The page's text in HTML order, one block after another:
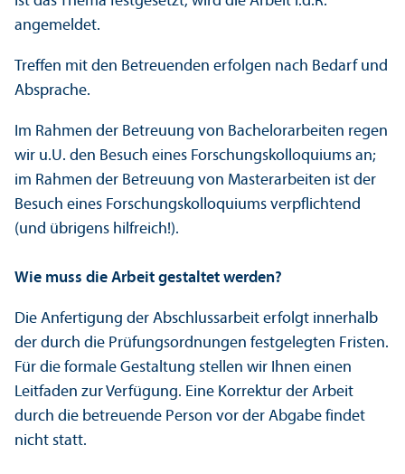
angemeldet.
Treffen mit den Betreuenden erfolgen nach Bedarf und
Absprache.
Im Rahmen der Betreuung von Bachelor­arbeiten regen
wir u.U. den Besuch eines Forschungs­kolloquiums an;
im Rahmen der Betreuung von Master­arbeiten ist der
Besuch eines Forschungs­kolloquiums verpflichtend
(und übrigens hilfreich!).
Wie muss die Arbeit gestaltet werden?
Die Anfertigung der Abschlussarbeit erfolgt innerhalb
der durch die Prüfungs­ordnungen festgelegten Fristen.
Für die formale Gestaltung stellen wir Ihnen einen
Leitfaden zur Verfügung. Eine Korrektur der Arbeit
durch die betreuende Person vor der Abgabe findet
nicht statt.